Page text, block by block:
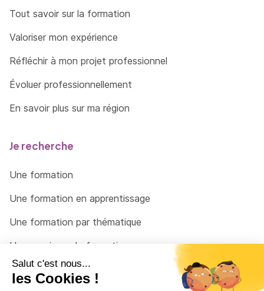
Tout savoir sur la formation
Valoriser mon expérience
Réfléchir à mon projet professionnel
Évoluer professionnellement
En savoir plus sur ma région
Je recherche
Une formation
Une formation en apprentissage
Une formation par thématique
Un organisme de formation
Un conseiller